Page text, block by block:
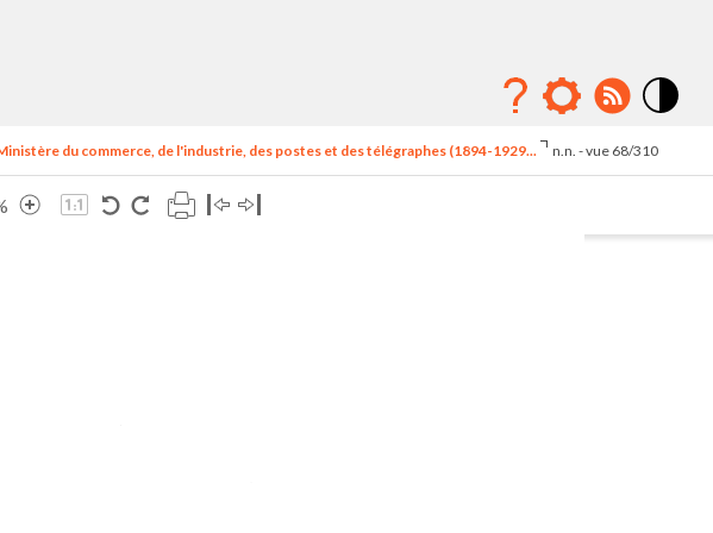
élévé
du commerce, de l'industrie, des postes et des télégraphes (1894-1929... n.n. - vue 68/310